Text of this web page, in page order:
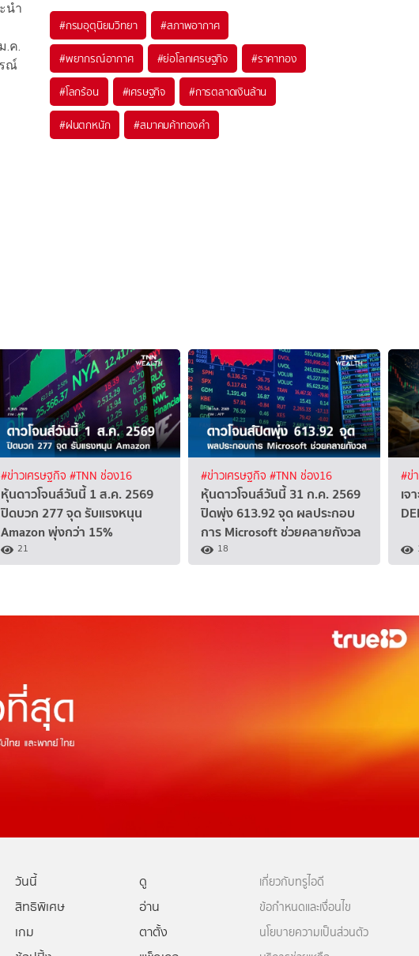
นำ
.ค.
ณ์
#กรมอุตุนิยมวิทยา #สภาพอากาศ
#พยากรณ์อากาศ #ย่อโลกเศรษฐกิจ #ราคาทอง
#โลกร้อน #เศรษฐกิจ #การตลาดเงินล้าน
#ฝนตกหนัก #สมาคมค้าทองคำ
#ข่าวเศรษฐกิจ #TNN ช่อง16
หุ้นดาวโจนส์วันนี้ 1 ส.ค. 2569
ปิดบวก 277 จุด รับแรงหนุน
Amazon พุ่งกว่า 15%
21
#ข่าวเศรษฐกิจ #TNN ช่อง16
หุ้นดาวโจนส์วันนี้ 31 ก.ค. 2569
ปิดพุ่ง 613.92 จุด ผลประกอบ
การ Microsoft ช่วยคลายกังวล
18
#ข่
เจ
วันนี้
ดู
สิทธิพิเศษ
อ่าน
เกม
ตาตั้ง
เกี่ยวกับทรูไอดี
ข้อกำหนดและเงื่อนไข
นโยบายความเป็นส่วนตัว